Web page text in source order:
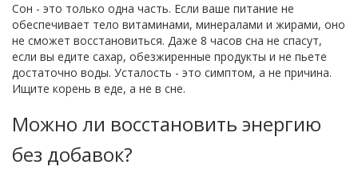
Сон - это только одна часть. Если ваше питание не
обеспечивает тело витаминами, минералами и жирами, оно
не сможет восстановиться. Даже 8 часов сна не спасут,
если вы едите сахар, обезжиренные продукты и не пьете
достаточно воды. Усталость - это симптом, а не причина.
Ищите корень в еде, а не в сне.
Можно ли восстановить энергию
без добавок?